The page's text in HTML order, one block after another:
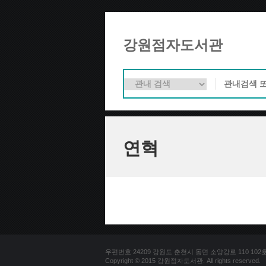
강원점자도서관
연혁
우편번호 24209 강원도 춘천시 동면 소양강로 110 102
Copyright © 2015 강원점자도서관. All rights reserved.